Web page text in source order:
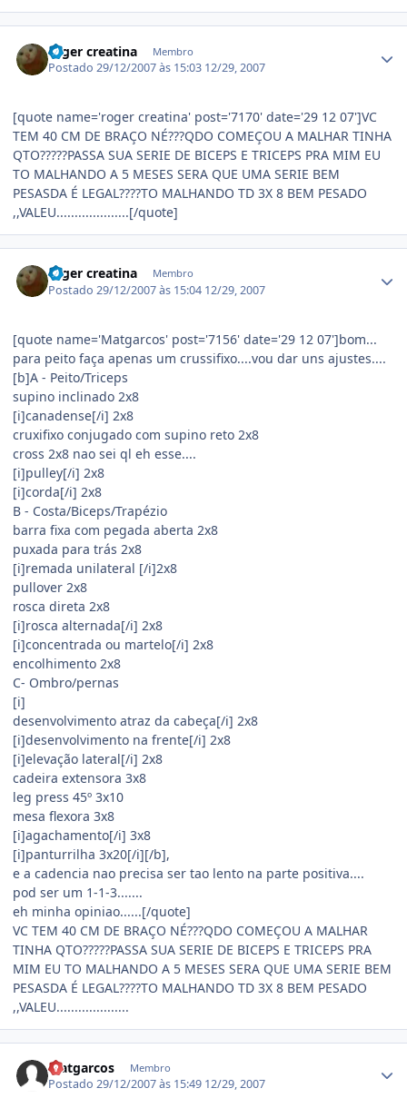
roger creatina Membro
Postado29/12/2007 às 15:03 12/29, 2007
[quote name='roger creatina' post='7170' date='29 12 07']VC
TEM 40 CM DE BRAÇO NÉ???QDO COMEÇOU A MALHAR TINHA
QTO?????PASSA SUA SERIE DE BICEPS E TRICEPS PRA MIM EU
TO MALHANDO A 5 MESES SERA QUE UMA SERIE BEM
PESASDA É LEGAL????TO MALHANDO TD 3X 8 BEM PESADO
,,VALEU....................[/quote]
roger creatina Membro
Postado29/12/2007 às 15:04 12/29, 2007
[quote name='Matgarcos' post='7156' date='29 12 07']bom...
para peito faça apenas um crussifixo....vou dar uns ajustes....
[b]A - Peito/Triceps
supino inclinado 2x8
[i]canadense[/i] 2x8
cruxifixo conjugado com supino reto 2x8
cross 2x8 nao sei ql eh esse....
[i]pulley[/i] 2x8
[i]corda[/i] 2x8
B - Costa/Biceps/Trapézio
barra fixa com pegada aberta 2x8
puxada para trás 2x8
[i]remada unilateral [/i]2x8
pullover 2x8
rosca direta 2x8
[i]rosca alternada[/i] 2x8
[i]concentrada ou martelo[/i] 2x8
encolhimento 2x8
C- Ombro/pernas
[i]
desenvolvimento atraz da cabeça[/i] 2x8
[i]desenvolvimento na frente[/i] 2x8
[i]elevação lateral[/i] 2x8
cadeira extensora 3x8
leg press 45º 3x10
mesa flexora 3x8
[i]agachamento[/i] 3x8
[i]panturrilha 3x20[/i][/b],
e a cadencia nao precisa ser tao lento na parte positiva....
pod ser um 1-1-3.......
eh minha opiniao......[/quote]
VC TEM 40 CM DE BRAÇO NÉ???QDO COMEÇOU A MALHAR
TINHA QTO?????PASSA SUA SERIE DE BICEPS E TRICEPS PRA
MIM EU TO MALHANDO A 5 MESES SERA QUE UMA SERIE BEM
PESASDA É LEGAL????TO MALHANDO TD 3X 8 BEM PESADO
,,VALEU....................
Matgarcos Membro
Postado29/12/2007 às 15:49 12/29, 2007